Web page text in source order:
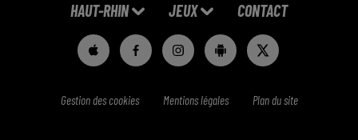
HAUT-RHIN JEUX CONTACT
Gestion des cookies Mentions légales Plan du site